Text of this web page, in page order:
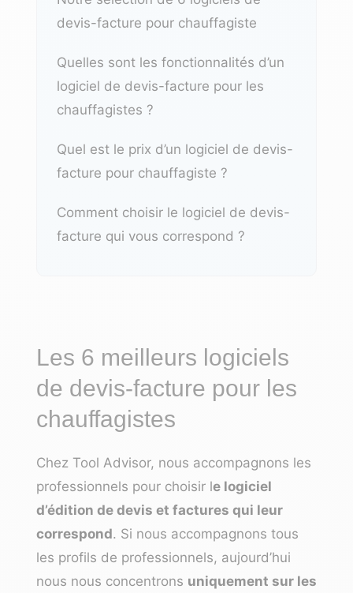
devis-facture pour chauffagiste
Quelles sont les fonctionnalités d’un
logiciel de devis-facture pour les
chauffagistes ?
Quel est le prix d’un logiciel de devis-
facture pour chauffagiste ?
Comment choisir le logiciel de devis-
facture qui vous correspond ?
Les 6 meilleurs logiciels
de devis-facture pour les
chauffagistes
Chez Tool Advisor, nous accompagnons les
professionnels pour choisir le logiciel
d’édition de devis et factures qui leur
correspond. Si nous accompagnons tous
les profils de professionnels, aujourd’hui
nous nous concentrons uniquement sur les